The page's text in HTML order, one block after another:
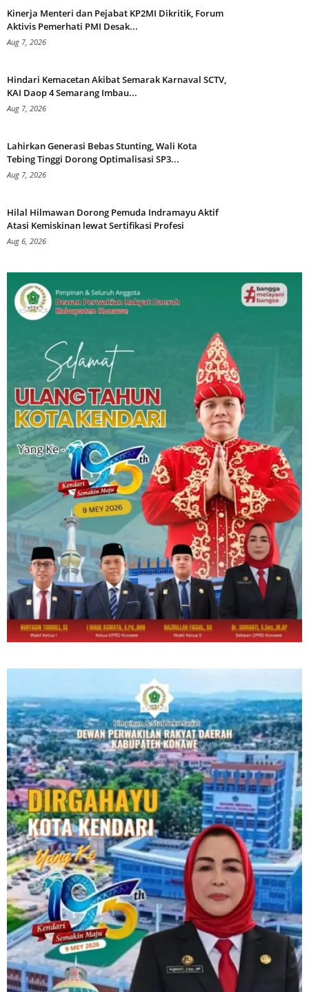
Kinerja Menteri dan Pejabat KP2MI Dikritik, Forum
Aktivis Pemerhati PMI Desak...
Aug 7, 2026
Hindari Kemacetan Akibat Semarak Karnaval SCTV,
KAI Daop 4 Semarang Imbau...
Aug 7, 2026
Lahirkan Generasi Bebas Stunting, Wali Kota
Tebing Tinggi Dorong Optimalisasi SP3...
Aug 7, 2026
Hilal Hilmawan Dorong Pemuda Indramayu Aktif
Atasi Kemiskinan lewat Sertifikasi Profesi
Aug 6, 2026